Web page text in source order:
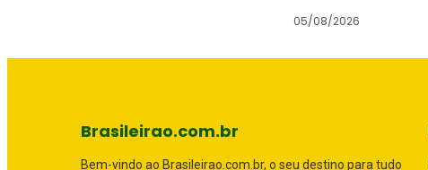
05/08/2026
Brasileirao.com.br
Bem-vindo ao Brasileirao.com.br, o seu destino para tudo